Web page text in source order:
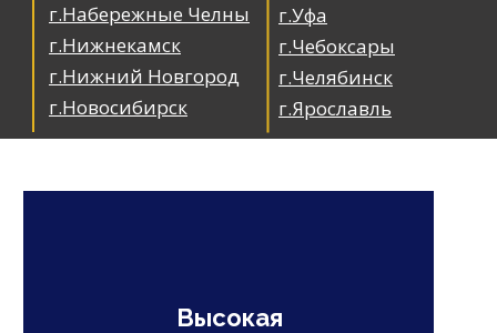
г.Уфа
г.Чебоксары
г.Челябинск
г.Ярославль
г.Набережные Челны
г.Нижнекамск
г.Нижний Новгород
г.Новосибирск
Высокая